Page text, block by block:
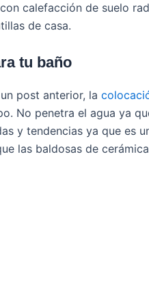
calefacción de suelo
de casa.
tu baño
post anterior, la
No penetra el agua ya
y tendencias ya que es
las baldosas de